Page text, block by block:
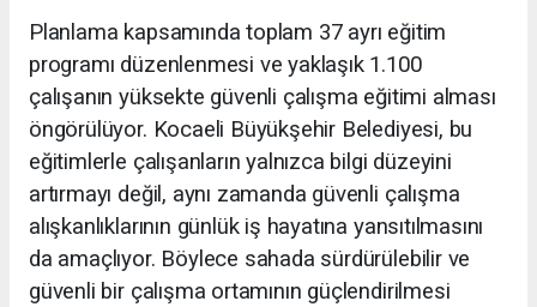
Planlama kapsamında toplam 37 ayrı eğitim
programı düzenlenmesi ve yaklaşık 1.100
çalışanın yüksekte güvenli çalışma eğitimi alması
öngörülüyor. Kocaeli Büyükşehir Belediyesi, bu
eğitimlerle çalışanların yalnızca bilgi düzeyini
artırmayı değil, aynı zamanda güvenli çalışma
alışkanlıklarının günlük iş hayatına yansıtılmasını
da amaçlıyor. Böylece sahada sürdürülebilir ve
güvenli bir çalışma ortamının güçlendirilmesi